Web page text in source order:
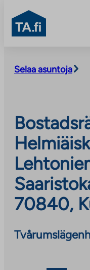
content
TA.fi
Selaa asuntoja
70840,